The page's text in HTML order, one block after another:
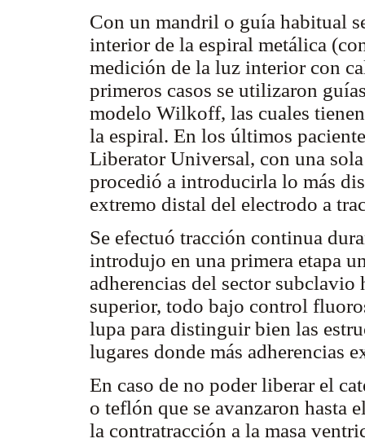
Con un mandril o guía habitual
interior de la espiral metálica
medición de la luz interior con
primeros casos se utilizaron
modelo Wilkoff, las cuales
la espiral. En los últimos
Liberator Universal, con una
procedió a introducirla lo más
extremo distal del electrodo a
Se efectuó tracción continua
introdujo en una primera etapa
adherencias del sector subclavio
superior, todo bajo control
lupa para distinguir bien las
lugares donde más adherencias
En caso de no poder liberar el
o teflón que se avanzaron hasta
la contratracción a la masa